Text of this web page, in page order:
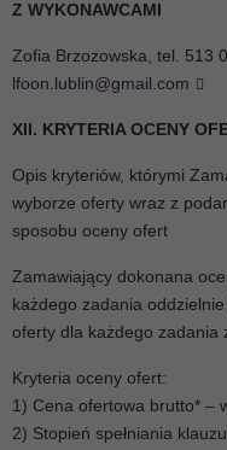
Z WYKONAWCAMI
Zofia Brzozowska, tel. 513
lfoon.lublin@gmail.com
XII. KRYTERIA OCENY
Opis kryteriów, którymi
wyborze oferty wraz z
sposobu oceny ofert
Zamawiający dokonana
każdego zadania
oferty dla każdego zadania
Kryteria oceny ofert:
1) Cena ofertowa brutto* –
2) Stopień spełniania